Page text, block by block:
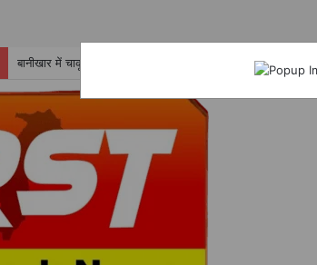
बानीखार में चाकू लहराकर धमकी देने वाला युवक गिरफ्तार, हथियार बरामद